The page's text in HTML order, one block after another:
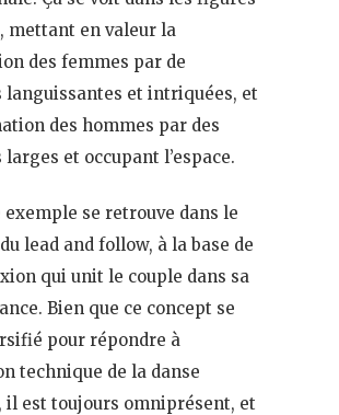
mettant en valeur la
des femmes par de
languissantes et intriquées, et
des hommes par des
larges et occupant l’espace.
exemple se retrouve dans le
lead and follow, à la base de
qui unit le couple dans sa
Bien que ce concept se
pour répondre à
technique de la danse
il est toujours omniprésent, et